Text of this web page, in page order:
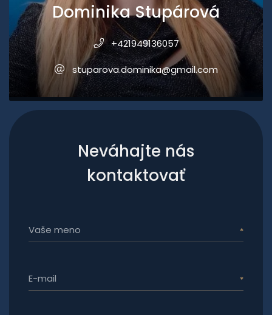
Dominika Stupárová
+421949136057
stuparova.dominika@gmail.com
Neváhajte nás
kontaktovať
Vaše meno
E-mail